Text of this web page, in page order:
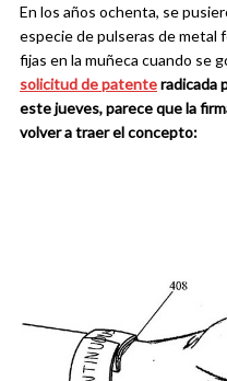
En los años ochenta, se
especie de pulseras de metal
fijas en la muñeca cuando se
solicitud de patenteradicada
este jueves, parece que la
volver a traer el concepto: